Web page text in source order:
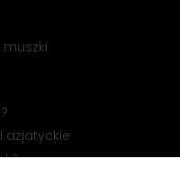
azjatyckie